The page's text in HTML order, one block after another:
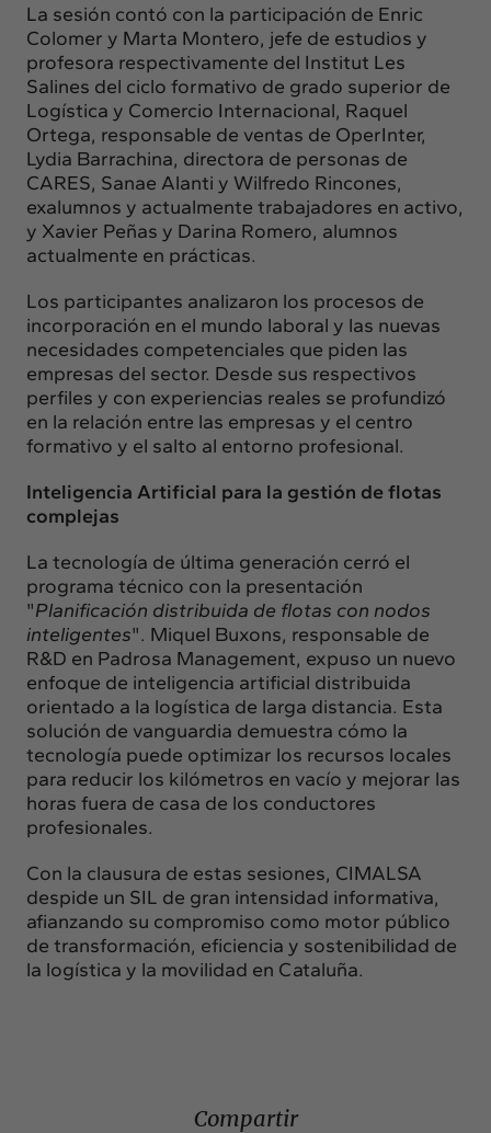
La sesión contó con la participación de Enric
Colomer y Marta Montero, jefe de estudios y
profesora respectivamente del Institut Les
Salines del ciclo formativo de grado superior de
Logística y Comercio Internacional, Raquel
Ortega, responsable de ventas de OperInter,
Lydia Barrachina, directora de personas de
CARES, Sanae Alanti y Wilfredo Rincones,
exalumnos y actualmente trabajadores en activo,
y Xavier Peñas y Darina Romero, alumnos
actualmente en prácticas.
Los participantes analizaron los procesos de
incorporación en el mundo laboral y las nuevas
necesidades competenciales que piden las
empresas del sector. Desde sus respectivos
perfiles y con experiencias reales se profundizó
en la relación entre las empresas y el centro
formativo y el salto al entorno profesional.
Inteligencia Artificial para la gestión de flotas
complejas
La tecnología de última generación cerró el
programa técnico con la presentación
"Planificación distribuida de flotas con nodos
inteligentes". Miquel Buxons, responsable de
R&D en Padrosa Management, expuso un nuevo
enfoque de inteligencia artificial distribuida
orientado a la logística de larga distancia. Esta
solución de vanguardia demuestra cómo la
tecnología puede optimizar los recursos locales
para reducir los kilómetros en vacío y mejorar las
horas fuera de casa de los conductores
profesionales.
Con la clausura de estas sesiones, CIMALSA
despide un SIL de gran intensidad informativa,
afianzando su compromiso como motor público
de transformación, eficiencia y sostenibilidad de
la logística y la movilidad en Cataluña.
Compartir